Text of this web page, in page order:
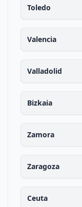
Toledo
Valencia
Valladolid
Bizkaia
Zamora
Zaragoza
Ceuta